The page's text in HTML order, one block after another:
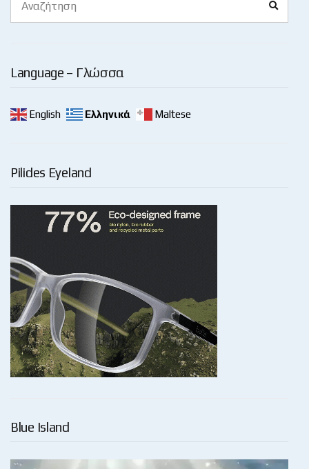
for:
Language – Γλώσσα
English Ελληνικά Maltese
Pilides Eyeland
Blue Island